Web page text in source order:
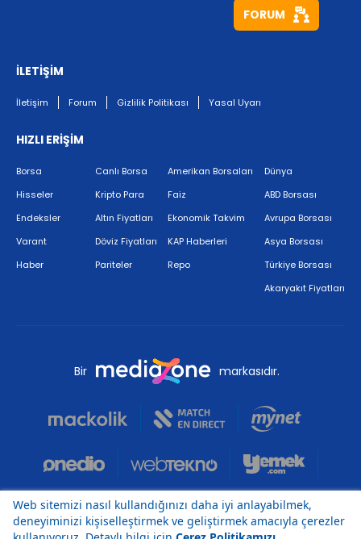
FORUM
İLETİŞİM
İletişim Forum Gizlilik Politikası Yasal Uyarı
HIZLI ERİŞİM
Borsa
Hisseler
Endeksler
Varant
Haber
Canlı Borsa
Kripto Para
Altın Fiyatları
Döviz Fiyatları
Pariteler
Amerikan Borsaları
Faiz
Ekonomik Takvim
KAP Haberleri
Repo
Dünya
ABD Borsası
Avrupa Borsası
Asya Borsası
Türkiye Borsası
Akaryakıt Fiyatları
Bir markasıdır.